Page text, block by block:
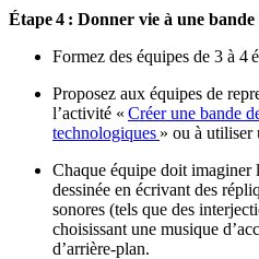
Étape4 : Donner vie à une bande
Formez des équipes de 3 à 4
Proposez aux équipes de
l’activité « Créer une bande
technologiques » ou à utiliser
Chaque équipe doit imaginer
dessinée en écrivant des
sonores (tels que des
choisissant une musique
d’arrière-plan.